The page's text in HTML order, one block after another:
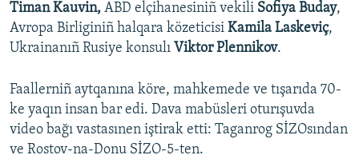
Timan Kauvin, ABD elçihanesiniñ vekili Sofiya Buday,
Avropa Birliginiñ halqara közeticisi Kamila Laskeviç,
Ukrainanıñ Rusiye konsulı Viktor Plennikov.
Faallerniñ aytqanına köre, mahkemede ve tışarıda 70-
ke yaqın insan bar edi. Dava mabüsleri oturışuvda
video bağı vastasınen iştirak etti: Taganrog SİZOsından
ve Rostov-na-Donu SİZO-5-ten.